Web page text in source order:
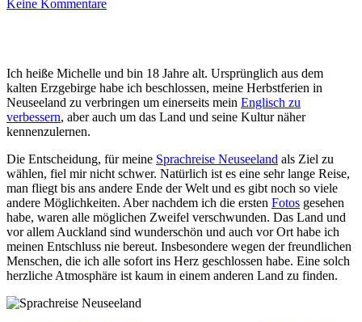
Keine Kommentare
Ich heiße Michelle und bin 18 Jahre alt. Ursprünglich aus dem
kalten Erzgebirge habe ich beschlossen, meine Herbstferien in
Neuseeland zu verbringen um einerseits mein Englisch zu
verbessern, aber auch um das Land und seine Kultur näher
kennenzulernen.
Die Entscheidung, für meine Sprachreise Neuseeland als Ziel zu
wählen, fiel mir nicht schwer. Natürlich ist es eine sehr lange Reise,
man fliegt bis ans andere Ende der Welt und es gibt noch so viele
andere Möglichkeiten. Aber nachdem ich die ersten Fotos gesehen
habe, waren alle möglichen Zweifel verschwunden. Das Land und
vor allem Auckland sind wunderschön und auch vor Ort habe ich
meinen Entschluss nie bereut. Insbesondere wegen der freundlichen
Menschen, die ich alle sofort ins Herz geschlossen habe. Eine solch
herzliche Atmosphäre ist kaum in einem anderen Land zu finden.